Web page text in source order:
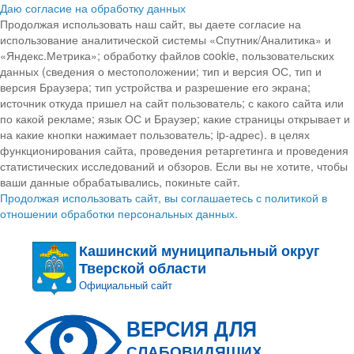
Даю согласие на обработку данных
Продолжая использовать наш сайт, вы даете согласие на
использование аналитической системы «Спутник/Аналитика» и
«Яндекс.Метрика»; обработку файлов cookie, пользовательских
данных (сведения о местоположении; тип и версия ОС, тип и
версия Браузера; тип устройства и разрешение его экрана;
источник откуда пришел на сайт пользователь; с какого сайта или
по какой рекламе; язык ОС и Браузер; какие страницы открывает и
на какие кнопки нажимает пользователь; ip-адрес). в целях
функционирования сайта, проведения ретаргетинга и проведения
статистических исследований и обзоров. Если вы не хотите, чтобы
ваши данные обрабатывались, покиньте сайт.
Продолжая использовать сайт, вы соглашаетесь с политикой в
отношении обработки персональных данных.